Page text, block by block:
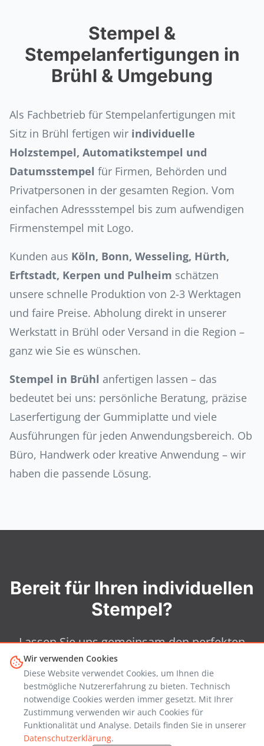
Stempel &
Stempelanfertigungen in
Brühl & Umgebung
Als Fachbetrieb für Stempelanfertigungen mit
Sitz in Brühl fertigen wir individuelle
Holzstempel, Automatikstempel und
Datumsstempel für Firmen, Behörden und
Privatpersonen in der gesamten Region. Vom
einfachen Adressstempel bis zum aufwendigen
Firmenstempel mit Logo.
Kunden aus Köln, Bonn, Wesseling, Hürth,
Erftstadt, Kerpen und Pulheim schätzen
unsere schnelle Produktion von 2-3 Werktagen
und faire Preise. Abholung direkt in unserer
Werkstatt in Brühl oder Versand in die Region –
ganz wie Sie es wünschen.
Stempel in Brühl anfertigen lassen – das
bedeutet bei uns: persönliche Beratung, präzise
Laserfertigung der Gummiplatte und viele
Ausführungen für jeden Anwendungsbereich. Ob
Büro, Handwerk oder kreative Anwendung – wir
haben die passende Lösung.
Bereit für Ihren individuellen
Stempel?
Lassen Sie uns gemeinsam den perfekten
Stempel für Ihre Anforderungen entwickeln.
Schnelle Fertigung und höchste Qualität
garantiert.
Kostenlose Anfrage
Wir verwenden Cookies
Diese Website verwendet Cookies, um Ihnen die
bestmögliche Nutzererfahrung zu bieten. Technisch
notwendige Cookies werden immer gesetzt. Mit Ihrer
Zustimmung verwenden wir auch Cookies für
Funktionalität und Analyse. Details finden Sie in unserer
Datenschutzerklärung.